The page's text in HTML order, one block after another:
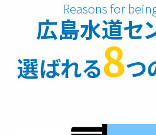
広島水道セ
選ばれる8つ